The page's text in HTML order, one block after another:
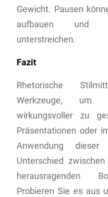
Gewicht. Pausen
aufbauen und
unterstreichen.
Fazit
Rhetorische
Werkzeuge, um
wirkungsvoller zu
Präsentationen oder
Anwendung
Unterschied
herausragenden
Probieren Sie es aus